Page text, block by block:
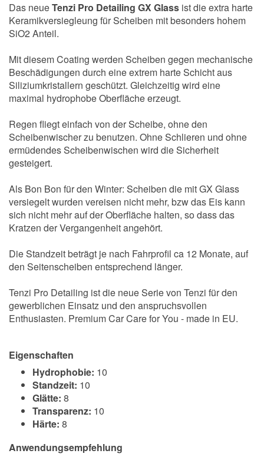
Das neueTenzi Pro Detailing GX Glass ist die extra harte
Keramikversiegleung für Scheiben mit besonders hohem
SiO2 Anteil.
Mit diesem Coating werden Scheiben gegen mechanische
Beschädigungen durch eine extrem harte Schicht aus
Siliziumkristallern geschützt. Gleichzeitig wird eine
maximal hydrophobe Oberfläche erzeugt.
Regen fliegt einfach von der Scheibe, ohne den
Scheibenwischer zu benutzen. Ohne Schlieren und ohne
ermüdendes Scheibenwischen wird die Sicherheit
gesteigert.
Als Bon Bon für den Winter: Scheiben die mit GX Glass
versiegelt wurden vereisen nicht mehr, bzw das Eis kann
sich nicht mehr auf der Oberfläche halten, so dass das
Kratzen der Vergangenheit angehört.
Die Standzeit beträgt je nach Fahrprofil ca 12 Monate, auf
den Seitenscheiben entsprechend länger.
Tenzi Pro Detailing ist die neue Serie von Tenzi für den
gewerblichen Einsatz und den anspruchsvollen
Enthusiasten. Premium Car Care for You - made in EU.
Eigenschaften
Hydrophobie: 10
Standzeit: 10
Glätte: 8
Transparenz: 10
Härte: 8
Anwendungsempfehlung